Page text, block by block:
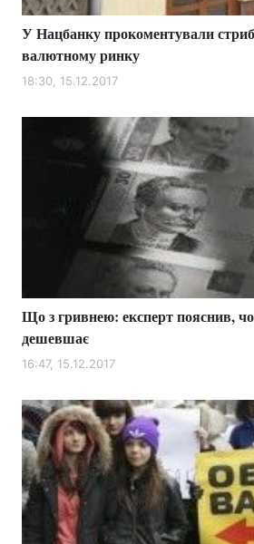
У Нацбанку прокоментували
валютному ринку
18:30, 15.12.2017
Що з гривнею: експерт пояснив,
дешевшає
16:47, 15.12.2017